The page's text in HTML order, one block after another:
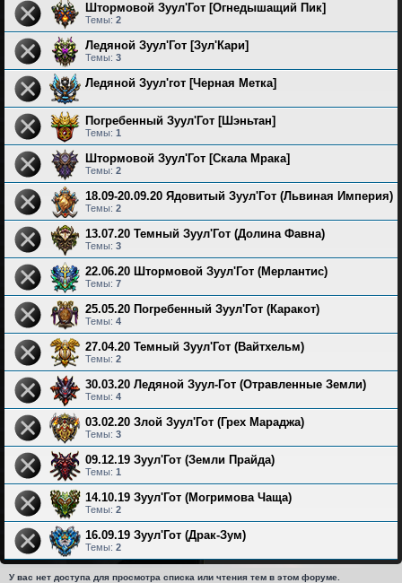
Штормовой Зуул'Гот [Огнедышащий Пик]
Темы: 2
Ледяной Зуул'Гот [Зул'Кари]
Темы: 3
Ледяной Зуул'гот [Черная Метка]
Погребенный Зуул'Гот [Шэньтан]
Темы: 1
Штормовой Зуул'Гот [Скала Мрака]
Темы: 2
18.09-20.09.20 Ядовитый Зуул'Гот (Львиная Империя)
Темы: 2
13.07.20 Темный Зуул'Гот (Долина Фавна)
Темы: 3
22.06.20 Штормовой Зуул'Гот (Мерлантис)
Темы: 7
25.05.20 Погребенный Зуул'Гот (Каракот)
Темы: 4
27.04.20 Темный Зуул'Гот (Вайтхельм)
Темы: 2
30.03.20 Ледяной Зуул-Гот (Отравленные Земли)
Темы: 4
03.02.20 Злой Зуул'Гот (Грех Мараджа)
Темы: 3
09.12.19 Зуул'Гот (Земли Прайда)
Темы: 1
14.10.19 Зуул'Гот (Могримова Чаща)
Темы: 2
16.09.19 Зуул'Гот (Драк-Зум)
Темы: 2
У вас нет доступа для просмотра списка или чтения тем в этом форуме.